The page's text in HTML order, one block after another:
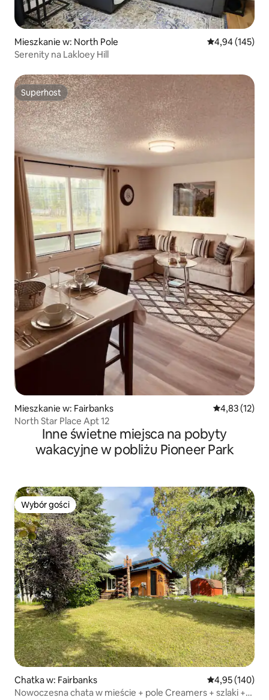
Mieszkanie w: North Pole Średnia
4,94 (145)
Serenity na Lakloey Hill
Superhost
Superhost
Mieszkanie w: Fairbanks Średnia
4,83 (12)
North Star Place Apt 12
Inne świetne miejsca na pobyty
wakacyjne w pobliżu Pioneer Park
Wybór gości
Wybór gości
Chatka w: Fairbanks Średnia
4,95 (140)
Nowoczesna chata w mieście + pole Creamers + szlaki +